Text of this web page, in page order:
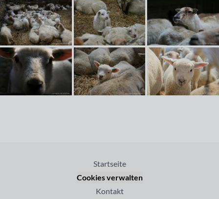
Startseite
Cookies verwalten
Kontakt